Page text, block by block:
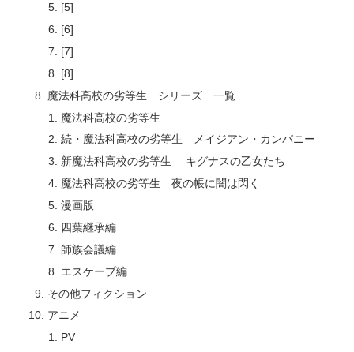
[5]
[6]
[7]
[8]
魔法科高校の劣等生 シリーズ 一覧
魔法科高校の劣等生
続・魔法科高校の劣等生 メイジアン・カンパニー
新魔法科高校の劣等生 キグナスの乙女たち
魔法科高校の劣等生 夜の帳に闇は閃く
漫画版
四葉継承編
師族会議編
エスケープ編
その他フィクション
アニメ
PV